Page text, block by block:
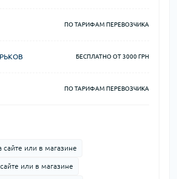
ПО ТАРИФАМ ПЕРЕВОЗЧИКА
БЕСПЛАТНО ОТ 3000 ГРН
ПО ТАРИФАМ ПЕРЕВОЗЧИКА
сайте или в магазине
или в магазине